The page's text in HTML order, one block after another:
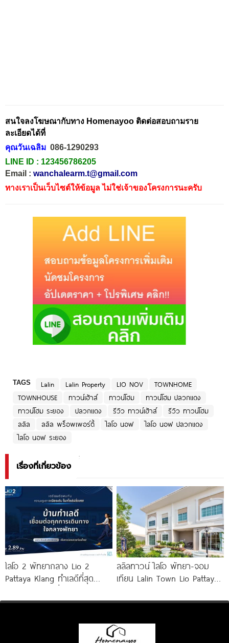
สนใจลงโฆษณากับทาง Homenayoo ติดต่อสอบถามราย
ละเอียดได้ที่
คุณวันเฉลิม 086-1290293
LINE ID : 123456786205
Email : wanchalearm.t@gmail.com
ทางเราเป็นเว็บไซต์ให้ข้อมูล ไม่ใช่เจ้าของโครงการนะครับ
TAGS Lalin Lalin Property LIO NOV
TOWNHOME
TOWNHOUSE
ทาวน์เฮ้าส์ ทาวน์โฮม
ทาวน์โฮม ปลวกแดง
ทาวน์โฮม ระยอง
ปลวกแดง รีวิว ทาวน์เฮ้าส์
รีวิว ทาวน์โฮม
ลลิล
ลลิล พร็อพเพอร์ตี้ ไลโอ นอฟ
ไลโอ นอฟ ปลวกแดง
ไลโอ นอฟ ระยอง
เรื่องที่เกี่ยวข้อง
ไลโอ 2 พัทยากลาง Lio 2
Pattaya Klang ทำเลดีที่สุด
เดินทาง
ลลิลทาวน์ ไลโอ พัทยา-จอม
เทียน Lalin Town Lio Pattaya-
Colonial